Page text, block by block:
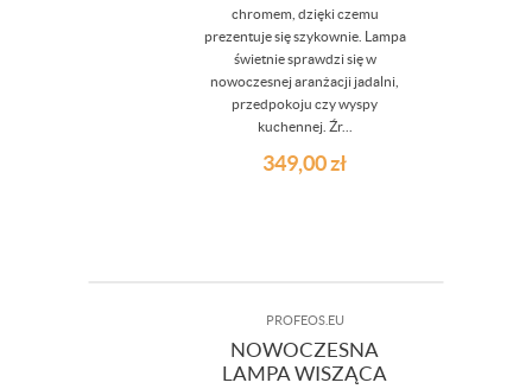
chromem, dzięki czemu
prezentuje się szykownie. Lampa
świetnie sprawdzi się w
nowoczesnej aranżacji jadalni,
przedpokoju czy wyspy
kuchennej. Źr...
349,00zł
PROFEOS.EU
NOWOCZESNA
LAMPA WISZĄCA